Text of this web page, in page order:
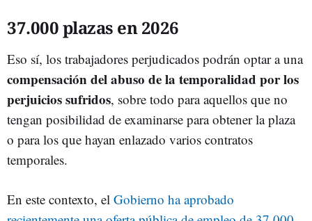
37.000 plazas en 2026
Eso sí, los trabajadores perjudicados podrán optar a una
compensación del abuso de la temporalidad por los
perjuicios sufridos, sobre todo para aquellos que no
tengan posibilidad de examinarse para obtener la plaza
o para los que hayan enlazado varios contratos
temporales.
En este contexto, el Gobierno ha aprobado